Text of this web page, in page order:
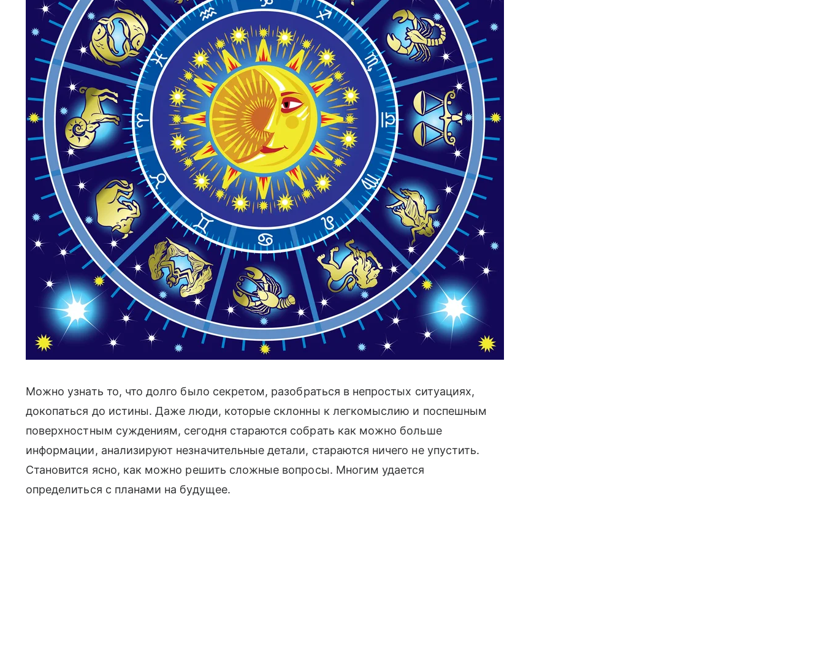
Можно узнать то, что долго было секретом, разобраться в непростых ситуациях,
докопаться до истины. Даже люди, которые склонны к легкомыслию и поспешным
поверхностным суждениям, сегодня стараются собрать как можно больше
информации, анализируют незначительные детали, стараются ничего не упустить.
Становится ясно, как можно решить сложные вопросы. Многим удается
определиться с планами на будущее.